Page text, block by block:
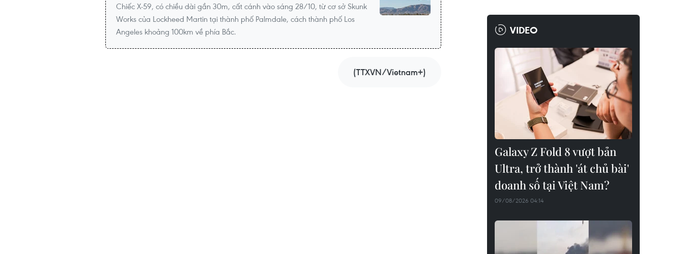
Chiếc X-59, có chiều dài gần 30m, cất cánh vào sáng 28/10, từ cơ sở Skunk
Works của Lockheed Martin tại thành phố Palmdale, cách thành phố Los
Angeles khoảng 100km về phía Bắc.
(TTXVN/Vietnam+)
VIDEO
Galaxy Z Fold 8 vượt bản
Ultra, trở thành 'át chủ bài'
doanh số tại Việt Nam?
09/08/2026 04:14